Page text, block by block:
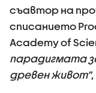
съавтор на
списанието
Academy of
парадигмата
древен живот“